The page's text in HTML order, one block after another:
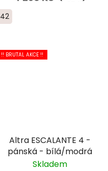
42
!! BRUTAL AKCE !!
Altra ESCALANTE 4 -
pánská - bílá/modrá
Skladem